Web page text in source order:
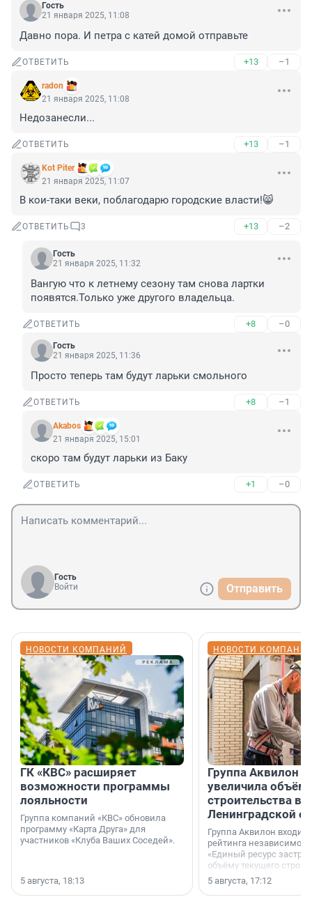
Гость
21 января 2025, 11:08
Давно пора. И петра с катей домой отправьте
ОТВЕТИТЬ +13 –1
radon
21 января 2025, 11:08
Недозанесли...
ОТВЕТИТЬ +13 –1
Kot Piter
21 января 2025, 11:07
В кои-таки веки, поблагодарю городские власти!😸
ОТВЕТИТЬ 3 +13 –2
Гость
21 января 2025, 11:32
Вангую что к летнему сезону там снова лартки
появятся.Только уже другого владельца.
ОТВЕТИТЬ +8 –0
Гость
21 января 2025, 11:36
Просто теперь там будут ларьки смольного
ОТВЕТИТЬ +8 –1
Akabos
21 января 2025, 15:01
скоро там будут ларьки из Баку
ОТВЕТИТЬ +1 –0
Гость
Войти
Отправить
НОВОСТИ КОМПАНИЙ
ГК «КВС» расширяет
возможности программы
лояльности
Группа компаний «КВС» обновила
программу «Карта Друга» для
участников «Клуба Ваших Соседей».
5 августа, 18:13
НОВОСТИ
Группа Аквилон
увеличила объём
строительства в
Ленинградской
Группа Аквилон входит
рейтинга независимого
«Единый ресурс
объёму текущего
Ленинградской
время компания
5 августа, 17:12